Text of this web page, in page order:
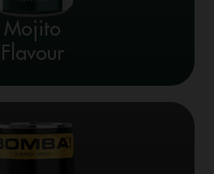
Mojito
Flavour